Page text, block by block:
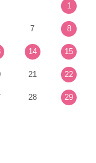
1
7 8
14 15
21 22
28 29